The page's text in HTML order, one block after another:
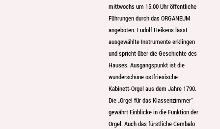
mittwochs um 15.00 Uhr öffentliche
Führungen durch das ORGANEUM
angeboten. Ludolf Heikens lässt
ausgewählte Instrumente erklingen
und spricht über die Geschichte des
Hauses. Ausgangspunkt ist die
wunderschöne ostfriesische
Kabinett-Orgel aus dem Jahre 1790.
Die „Orgel für das Klassenzimmer"
gewährt Einblicke in die Funktion der
Orgel. Auch das fürstliche Cembalo